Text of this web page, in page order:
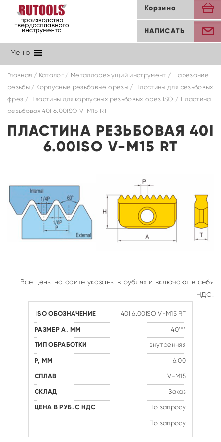
Корзина
НАПИСАТЬ
Меню
Главная / Каталог/ Металлорежущий инструмент / Нарезание
резьбы / Корпусные резьбовые фрезы/ Пластины для резьбовых
фрез / Пластины для корпусных резьбовых фрез ISO / Пластина
резьбовая 40I 6.00ISO V-M15 RT
ПЛАСТИНА РЕЗЬБОВАЯ 40I
6.00ISO V-M15 RT
Все цены на сайте указаны в рублях и включают в себя
НДС.
40I 6.00ISO V-M15 RT
40***
внутренняя
6.00
V-M15
Заказ
По запросу
По запросу